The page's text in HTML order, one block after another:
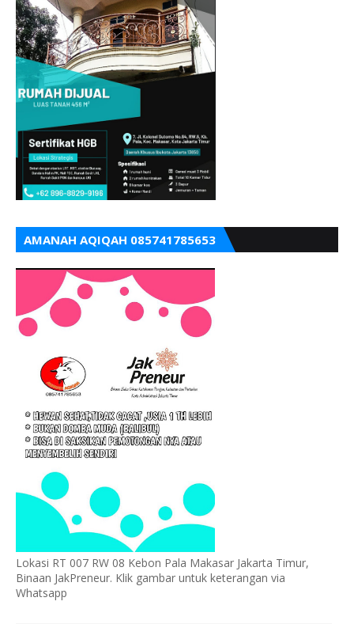
AMANAH AQIQAH 085741785653
Lokasi RT 007 RW 08 Kebon Pala Makasar Jakarta Timur,
Binaan JakPreneur. Klik gambar untuk keterangan via
Whatsapp